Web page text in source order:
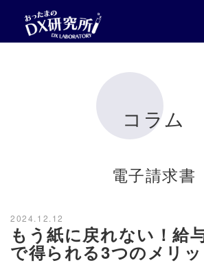
コラム
電子請求書
2024.12.12
もう紙に戻れない！給
で得られる3つのメリッ